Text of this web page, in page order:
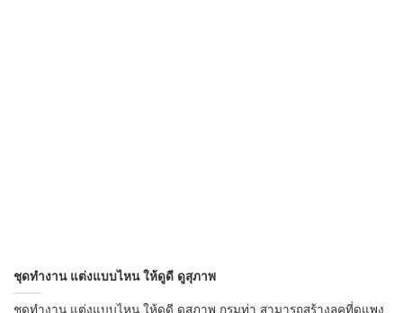
ชุดทำงาน แต่งแบบไหน ให้ดูดี ดูสุภาพ
ชุดทำงาน แต่งแบบไหน ให้ดูดี ดูสุภาพ กรมท่า สามารถสร้างลุคที่ดูแพง